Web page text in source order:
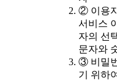
② 이용
서비스
자의 선
문자와
③ 비밀
기 위하